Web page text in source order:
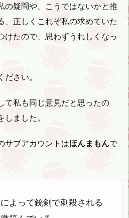
の疑問や、こうではないかと推
、正しくこれぞ私の求めていた
けたので、思わずうれしくなっ
さい。
て私も同じ意見だと思ったの
ました。
サブアカウントはほんまもんで
よって銃剣で刺殺される